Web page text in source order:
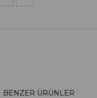
BENZER ÜRÜNLER